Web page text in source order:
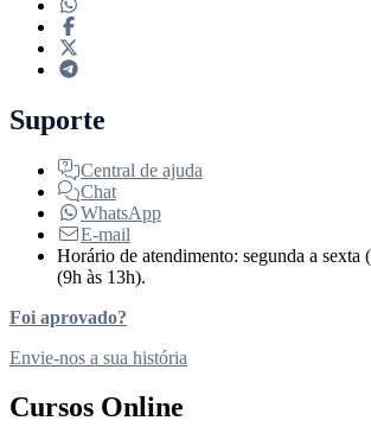
Suporte
Central de ajuda
Chat
WhatsApp
E-mail
Horário de atendimento: segunda a sexta
(9h às 13h).
Foi aprovado?
Envie-nos a sua história
Cursos Online